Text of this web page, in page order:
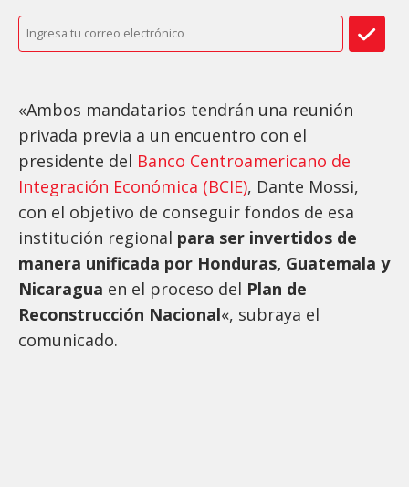
«Ambos mandatarios tendrán una reunión
privada previa a un encuentro con el
presidente del Banco Centroamericano de
Integración Económica (BCIE), Dante Mossi,
con el objetivo de conseguir fondos de esa
institución regional para ser invertidos de
manera unificada por Honduras, Guatemala y
Nicaragua en el proceso del Plan de
Reconstrucción Nacional«, subraya el
comunicado.